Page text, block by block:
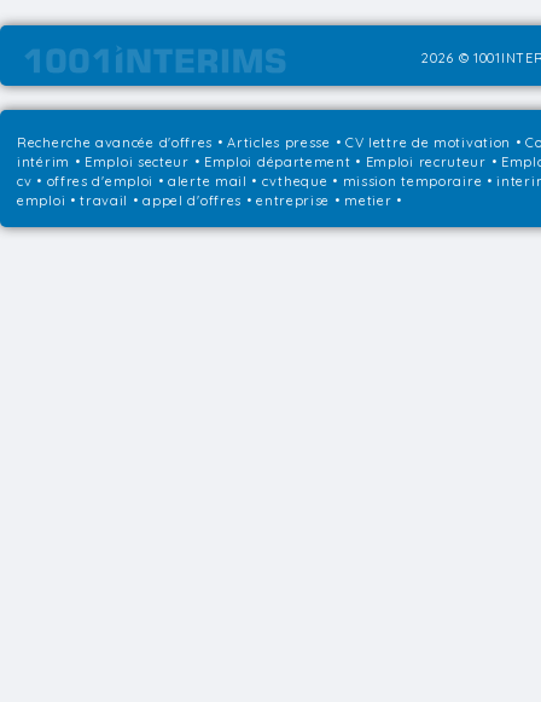
2026 ©
Recherche avancée d'offres •Articles presse • CV lettre de motivation •
intérim • Emploi secteur • Emploi département • Emploi recruteur •
cv • offres d'emploi • alerte mail • cvtheque • mission temporaire •
emploi • travail • appel d'offres • entreprise • metier •